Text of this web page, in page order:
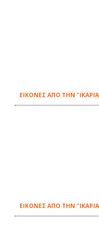
ΕΙΚΟΝΕΣ ΑΠΟ ΤΗΝ
ΕΙΚΟΝΕΣ ΑΠΟ ΤΗΝ